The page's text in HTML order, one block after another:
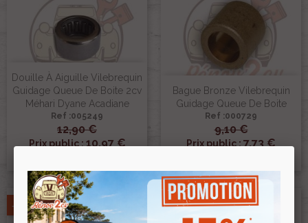
Douille À Aiguille Vilebrequin
Guidage Queue De Boite 2cv
Méhari Dyane Acadiane
Ref :005249
12,90 €
Prix public : 10,97 €
Bague Bronze Vilebrequin
Guidage Queue De Boite
Ref :000729
9,10 €
Prix public : 7,73 €
-15%